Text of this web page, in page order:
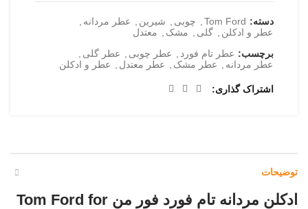
دسته: Tom Ford چوبی شیرین عطر مردانه
عطر و ادکلن
گلی مشک
معتدل
برچسب: عطر تام فورد عطر چوبی عطر گلی
عطر مردانه
عطر مشک عطر معتدل عطر و ادکلن
اشتراک گذاری
توضیحات
ادکلن مردانه تام فورد فور من Tom Ford for